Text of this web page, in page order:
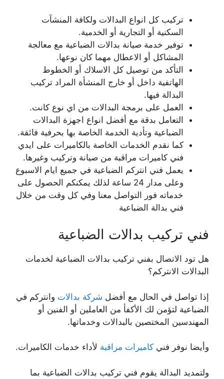
تركيب كل انواع البدالات ولكافة المنشآت
السكنية أو التجارية أو الخدمية.
توفير خدمة صيانة بدالات الضباعية مع معالجة
المشاكل أو الاعطال مهما كان نوعها.
التأكد من توصيل كل الاسلاك أو الخطوط
الهاتفية داخل أو خارج المنشأة المراد تركيب
البدالة فيها.
العمل على برمجة البدالات من اي نوع كانت.
التعامل بدقة مع أفضل انواع اجهزة البدالات
الضباعية وتأدية الخدمة الخاصة بها بحرفية فائقة.
كما نقدم الخدمات الخاصة بالكاميرات على ايدي
فني كاميرات مراقبة من صيانة وتركيب وغيرها.
يعمل فني انتركم الضباعية في جميع ايام الاسبوع
وعلى مدار 24 ساعة لذلك يمكنكم الحصول على
خدماته فور التواصل معنا وفي كل وقت من خلال
فني بدالة الضباعية
فني تركيب بدالات الضباعية
هل تود الاتصال بفني تركيب بدالات الضباعية لخدمات
البدالات الانتركم؟
إذا تواصل في الحال مع أفضل شركة بدالات وانتركم في
الضباعية لتؤمن لك الأكفأ من العاملين أو الفنين أو
المهندسين المختصين بالبدالات وخدماتها.
وأيضا نوفر فني كاميرات مراقبة لأداء خدمات الكاميرات.
ولتمديد البدالة يقوم فني تركيب بدالات الضباعية بما